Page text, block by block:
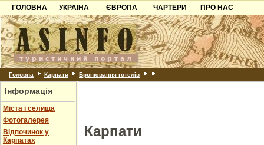
ГОЛОВНА
УКРАЇНА
Карпати
Азов
Причорноморря
Шацьк
ЄВРОПА
Чорногорія
Хорватія
Болгарія
Албанія
ЧАРТЕРИ
ПРО НАС
Контакти
Партнерам
Додати готель
Головна Карпати Бронювання готелів
Інформація
Міста і селища
Фотогалерея
Відпочинок у
Карпатах
Карпати
Рахів
Свалява
Ужгород
Чинадійово
Шаян
Ясіня
Львів